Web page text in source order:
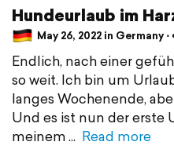
Hundeurlaub im
May 26, 2022 in Germany ⋅
Endlich, nach einer
so weit. Ich bin um
langes Wochenende,
Und es ist nun der erste
meinem
Read more